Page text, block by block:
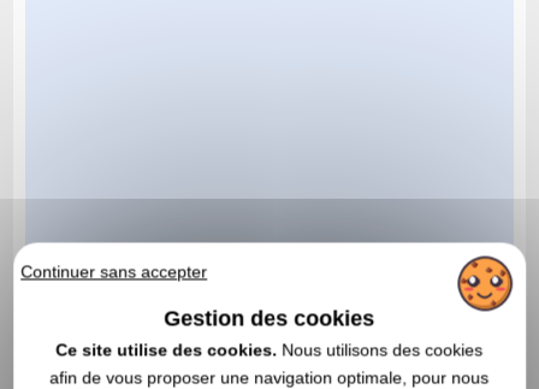
Continuer sans accepter
Gestion des cookies
Ce site utilise des cookies. Nous utilisons des cookies
afin de vous proposer une navigation optimale, pour nous